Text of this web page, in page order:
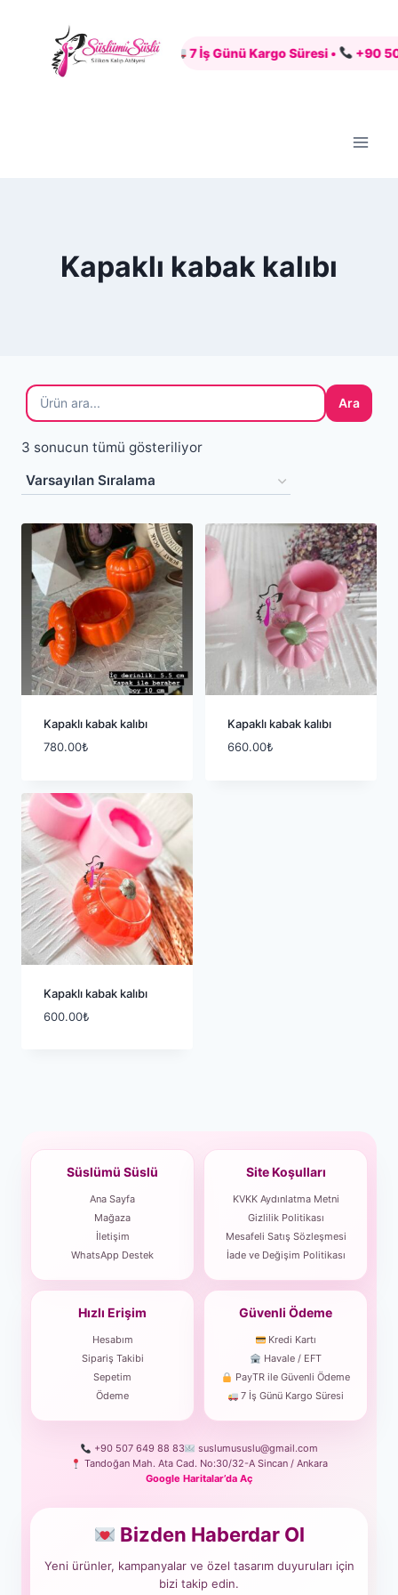
contentGüvenli Alışveriş • 7 İş Günü Kargo Süresi • +90 507
Kapaklı kabak kalıbı
Ara
3 sonucun tümü gösteriliyor
Kapaklı kabak kalıbı
780.00₺
Kapaklı kabak kalıbı
660.00₺
Kapaklı kabak kalıbı
600.00₺
Süslümü Süslü
Ana Sayfa
Mağaza
İletişim
WhatsApp Destek
Site Koşulları
KVKK Aydınlatma Metni
Gizlilik Politikası
Mesafeli Satış Sözleşmesi
İade ve Değişim Politikası
Hızlı Erişim
Hesabım
Sipariş Takibi
Sepetim
Ödeme
Güvenli Ödeme
Kredi Kartı
Havale / EFT
PayTR ile Güvenli Ödeme
7 İş Günü Kargo Süresi
+90 507 649 88 83
suslumususlu@gmail.com
Tandoğan Mah. Ata Cad. No:30/32-A Sincan / Ankara
Google Haritalar’da Aç
Bizden Haberdar Ol
Yeni ürünler, kampanyalar ve özel tasarım duyuruları için
bizi takip edin.